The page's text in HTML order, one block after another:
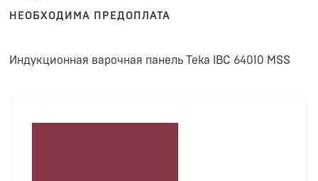
НЕОБХОДИМА ПРЕДОПЛАТА
Индукционная варочная панель Teka IBC 64010 MSS